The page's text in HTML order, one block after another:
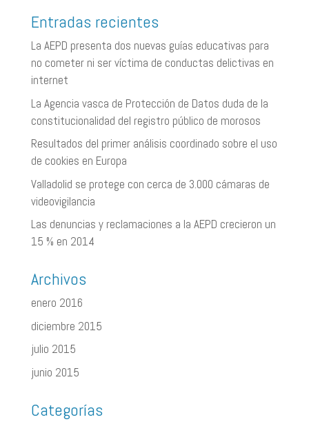
Entradas recientes
La AEPD presenta dos nuevas guías educativas para
no cometer ni ser víctima de conductas delictivas en
internet
La Agencia vasca de Protección de Datos duda de la
constitucionalidad del registro público de morosos
Resultados del primer análisis coordinado sobre el uso
de cookies en Europa
Valladolid se protege con cerca de 3.000 cámaras de
videovigilancia
Las denuncias y reclamaciones a la AEPD crecieron un
15 % en 2014
Archivos
enero 2016
diciembre 2015
julio 2015
junio 2015
Categorías